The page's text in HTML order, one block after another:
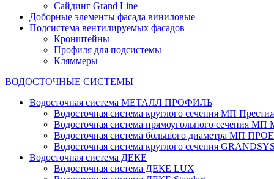
Сайдинг Grand Line
Доборные элементы фасада виниловые
Подсистема вентилируемых фасадов
Кронштейны
Профиля для подсистемы
Кляммеры
ВОДОСТОЧНЫЕ СИСТЕМЫ
Водосточная система МЕТАЛЛ ПРОФИЛЬ
Водосточная система круглого сечения МП
Водосточная система прямоугольного сечения МП
Водосточная система большого диаметра МП
Водосточная система круглого сечения
Водосточная система ДЕКЕ
Водосточная система ДЕКЕ LUX